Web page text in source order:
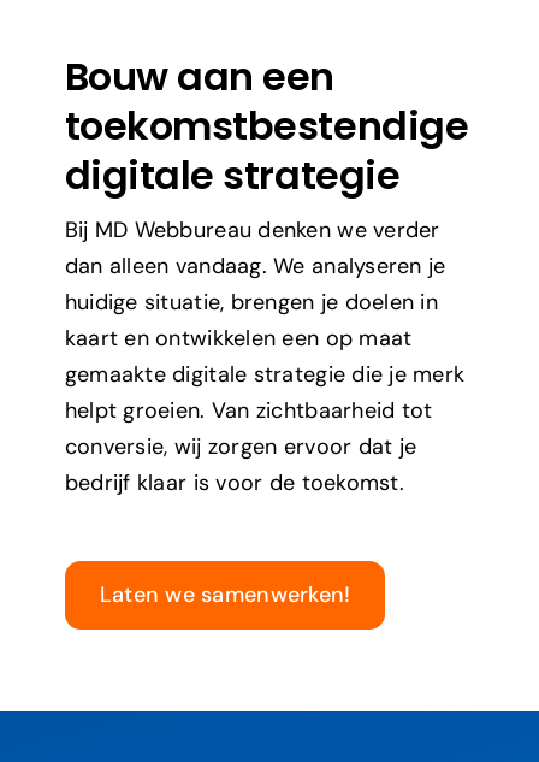
Bouw aan een
toekomstbestendige
digitale strategie
Bij MD Webbureau denken we verder
dan alleen vandaag. We analyseren je
huidige situatie, brengen je doelen in
kaart en ontwikkelen een op maat
gemaakte digitale strategie die je merk
helpt groeien. Van zichtbaarheid tot
conversie, wij zorgen ervoor dat je
bedrijf klaar is voor de toekomst.
Laten we samenwerken!